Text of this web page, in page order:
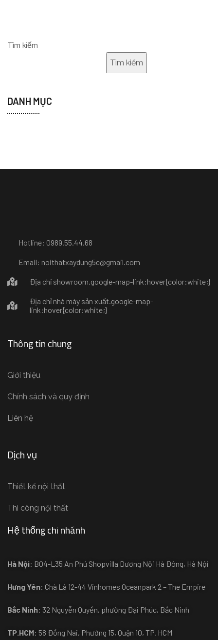
Tìm kiếm
Tìm kiếm
DANH MỤC
Hotline: 0989.55.44.68
Email: noithatxaydung5c@gmail.com
Địa chỉ showroom.google-map-link:hover{color:white;}
Địa chỉ nhà máy sản xuất.google-map-
link:hover{color:white;}
Thông tin chung
Giới thiệu
Chính sách và quy định
Liên hệ
Dịch vụ
Thiết kế nội thất
Thi công nội thất
Hệ thống chi nhánh
Hà Nội: B04-L35 An Phú Shopvilla Dương Nội Hà Đông, Hà Nội
Hưng Yên: Chà Là 12-44 Vinhomes Oceanpark 2 – The Empire
Bắc Ninh: 32 Nguyễn Quyền, phường Đại Phúc, Bắc Ninh
TP.HCM: 58 Đồng Nai, Phường 15, Quận 10, TP. HCM